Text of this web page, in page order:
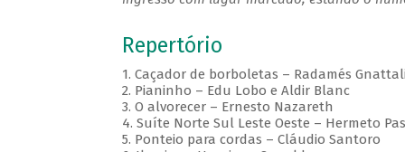
Repertório
1. Caçador de borboletas – Radamés Gnattali
2. Pianinho – Edu Lobo e Aldir Blanc
3. O alvorecer – Ernesto Nazareth
4. Suíte Norte Sul Leste Oeste – Hermeto
5. Ponteio para cordas – Cláudio Santoro